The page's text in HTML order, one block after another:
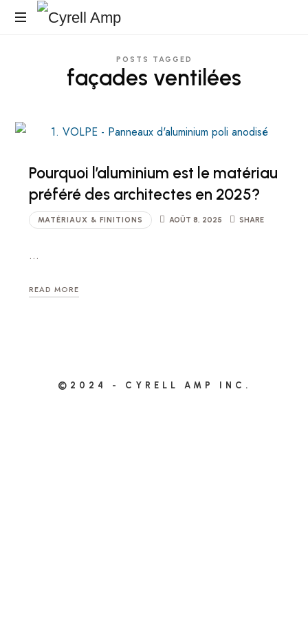
Cyrell
POSTS TAGGED
façades ventilées
Pourquoi l’aluminium est le matériau
préféré des architectes en 2025?
MATÉRIAUX & FINITIONS AOÛT 8, 2025 SHARE
…
READ MORE
©2024 - CYRELL AMP INC.